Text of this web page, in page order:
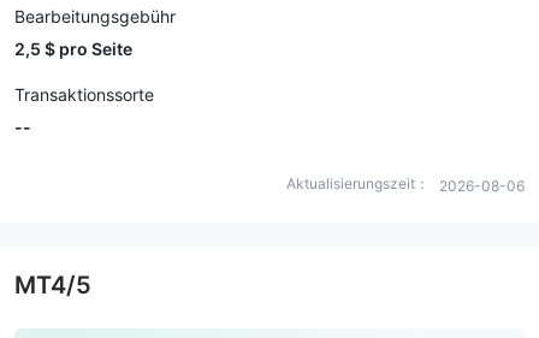
Bearbeitungsgebühr
2,5 $ pro Seite
Transaktionssorte
--
Aktualisierungszeit： 2026-08-06
MT4/5